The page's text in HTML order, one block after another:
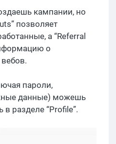
кампании, но
позволяет
а “Referral
о
пароли,
данные) можешь
в разделе “Profile”.